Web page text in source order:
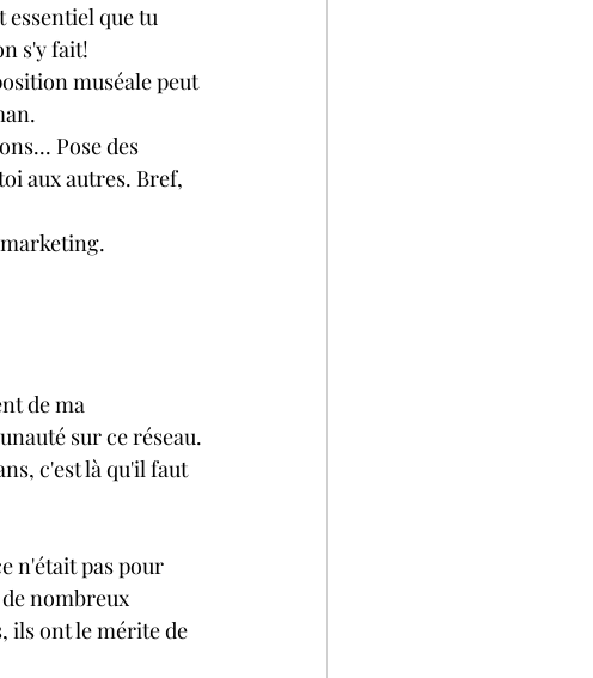
essentiel que tu
s'y fait!
muséale peut
Pose des
aux autres. Bref,
de ma
sur ce réseau.
c'est là qu'il faut
n'était pas pour
nombreux
ils ont le mérite de